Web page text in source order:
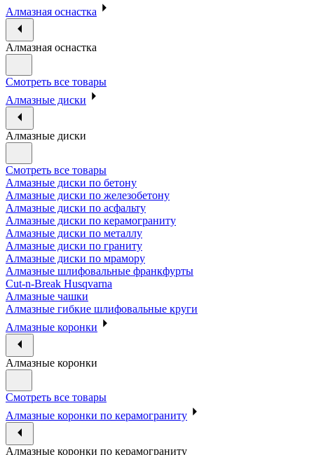
Алмазная оснастка
Алмазная оснастка
Смотреть все товары
Алмазные диски
Алмазные диски
Смотреть все товары
Алмазные диски по бетону
Алмазные диски по железобетону
Алмазные диски по асфальту
Алмазные диски по керамограниту
Алмазные диски по металлу
Алмазные диски по граниту
Алмазные диски по мрамору
Алмазные шлифовальные франкфурты
Cut-n-Break Husqvarna
Алмазные чашки
Алмазные гибкие шлифовальные круги
Алмазные коронки
Алмазные коронки
Смотреть все товары
Алмазные коронки по керамограниту
Алмазные коронки по керамограниту